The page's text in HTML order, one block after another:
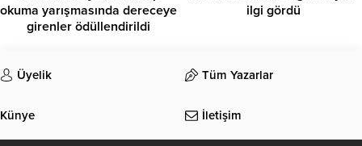
okuma yarışmasında dereceye
girenler ödüllendirildi
ilgi gördü
Üyelik Tüm Yazarlar
Künye İletişim